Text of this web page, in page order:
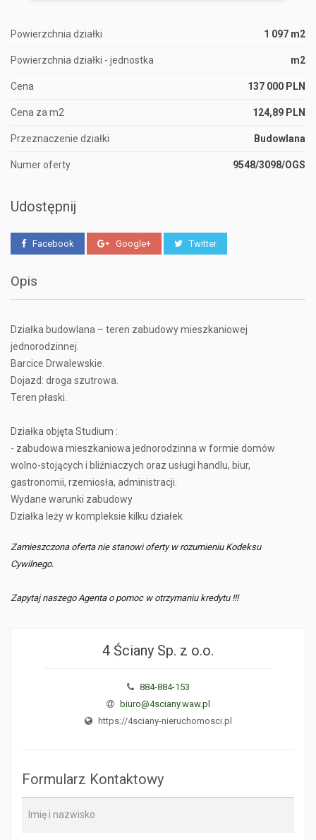
Powierzchnia działki 1 097 m2
Powierzchnia działki - jednostka m2
Cena 137 000 PLN
Cena za m2 124,89 PLN
Przeznaczenie działki Budowlana
Numer oferty 9548/3098/OGS
Udostępnij
Facebook Google+ Twitter
Opis
Działka budowlana – teren zabudowy mieszkaniowej
jednorodzinnej.
Barcice Drwalewskie.
Dojazd: droga szutrowa.
Teren płaski.
Działka objęta Studium :
- zabudowa mieszkaniowa jednorodzinna w formie domów
wolno-stojących i bliźniaczych oraz usługi handlu, biur,
gastronomii, rzemiosła, administracji.
Wydane warunki zabudowy
Działka leży w kompleksie kilku działek
Zamieszczona oferta nie stanowi oferty w rozumieniu Kodeksu
Cywilnego.
Zapytaj naszego Agenta o pomoc w otrzymaniu kredytu !!!
4 Ściany Sp. z o.o.
884-884-153
biuro@4sciany.waw.pl
https://4sciany-nieruchomosci.pl
Formularz Kontaktowy